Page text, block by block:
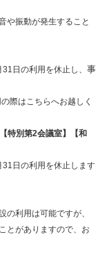
振動が発生すること
日の利用を休止し、 事
際はこちらへお越しく
特別第2会議室】【和
日の利用を休止します
利用は可能ですが、
とがありますので、お